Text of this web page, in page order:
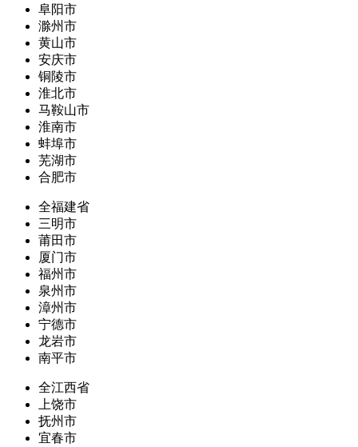
阜阳市
滁州市
黄山市
安庆市
铜陵市
淮北市
马鞍山市
淮南市
蚌埠市
芜湖市
合肥市
全福建省
三明市
莆田市
厦门市
福州市
泉州市
漳州市
宁德市
龙岩市
南平市
全江西省
上饶市
抚州市
宜春市